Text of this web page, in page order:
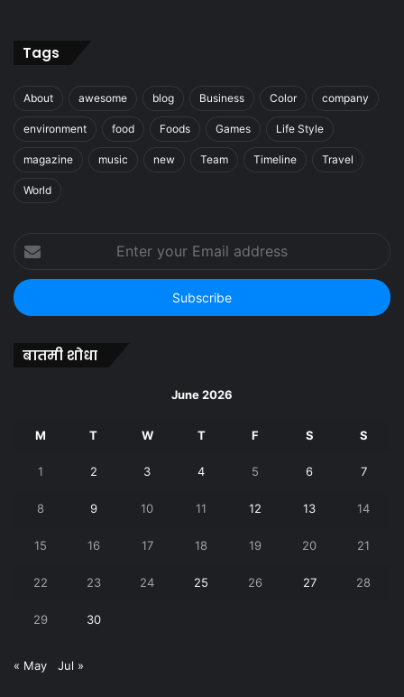
Tags
About awesome blog Business Color company
environment food Foods Games Life Style
magazine music new Team Timeline Travel
World
Enter
your
Email
address
बातमी शोधा
June 2026
M T W T F S S
1 2 3 4 5 6 7
8 9 10 11 12 13 14
15 16 17 18 19 20 21
22 23 24 25 26 27 28
29 30
« May Jul »